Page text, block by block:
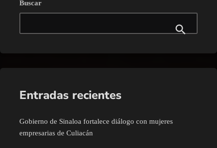
Buscar
Entradas recientes
Gobierno de Sinaloa fortalece diálogo con mujeres
empresarias de Culiacán